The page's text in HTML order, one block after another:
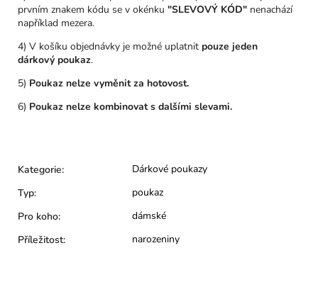
prvním znakem kódu se v okénku "SLEVOVÝ KÓD" nenachází
například mezera.
4) V košíku objednávky je možné uplatnit pouze jeden
dárkový poukaz.
5) Poukaz nelze vyměnit za hotovost.
6) Poukaz nelze kombinovat s dalšími slevami.
Kategorie:
Dárkové poukazy
Typ:
poukaz
Pro koho:
dámské
Příležitost: narozeniny